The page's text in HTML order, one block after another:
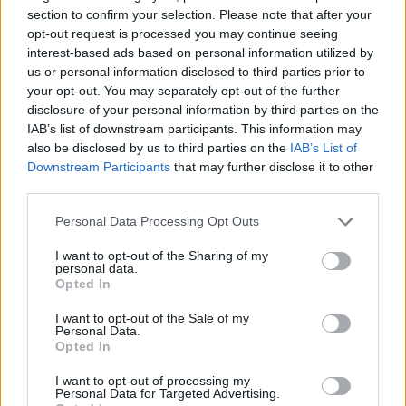
section to confirm your selection. Please note that after your
opt-out request is processed you may continue seeing
interest-based ads based on personal information utilized by
us or personal information disclosed to third parties prior to
your opt-out. You may separately opt-out of the further
disclosure of your personal information by third parties on the
IAB’s list of downstream participants. This information may
also be disclosed by us to third parties on the IAB’s List of
Downstream Participants that may further disclose it to other
Personal Data Processing Opt Outs
I want to opt-out of the Sharing of my
personal data.
Opted In
I want to opt-out of the Sale of my
Personal Data.
Opted In
I want to opt-out of processing my
Personal Data for Targeted Advertising.
Ο ίδιος δήλωσε ότι ο πελάτης του είχε
μια εξαιρετικά έντονη συναισθηματική
εξάρτηση από τους γονείς του
Βόλος: 26χρονος απείλησε να
σφάξει τη μητέρα του και
χτύπησε τον αδελφό του για το
πρωινό
ΠΡΙΝ 8 ΏΡΕΣ
Βίντεο: Υποψήφιος
Δημοκρατικών στη Χαβάη
βρίζει γυναίκες σε παραλία και
ΠΡΙΝ 8 ΏΡΕΣ
επεισόδιο σε κατάμεστη παραλία όπου
φέρεται να απείλησε λουόμενους και να